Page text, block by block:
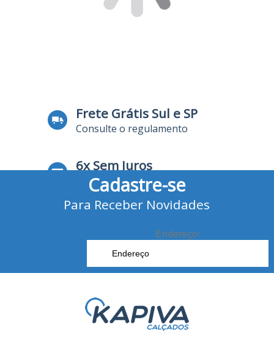
Frete Grátis Sul e SP
Consulte o regulamento
6x Sem Juros
no Cartão de Crédito
no Boleto Bancário e Pix
Cadastre-se
Para Receber Novidades
Endereço: